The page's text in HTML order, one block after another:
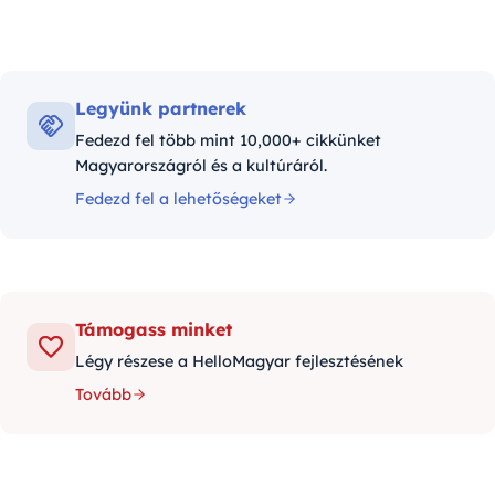
Legyünk partnerek
Fedezd fel több mint 10,000+ cikkünket
Magyarországról és a kultúráról.
Fedezd fel a lehetőségeket
Támogass minket
Légy részese a HelloMagyar fejlesztésének
Tovább